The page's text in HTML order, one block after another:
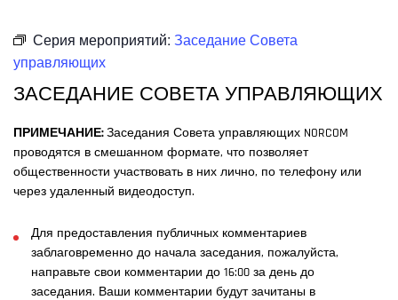
Серия мероприятий: Заседание Совета
управляющих
ЗАСЕДАНИЕ СОВЕТА УПРАВЛЯЮЩИХ
ПРИМЕЧАНИЕ: Заседания Совета управляющих NORCOM
проводятся в смешанном формате, что позволяет
общественности участвовать в них лично, по телефону или
через удаленный видеодоступ.
Для предоставления публичных комментариев
заблаговременно до начала заседания, пожалуйста,
направьте свои комментарии до 16:00 за день до
заседания. Ваши комментарии будут зачитаны в